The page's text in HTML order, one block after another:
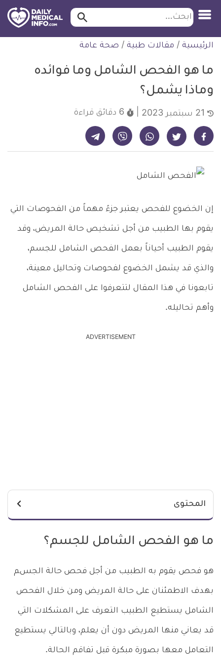
التخطي
للمحتوى
ابحث ابحث…
الرئيسية / مقالات طبية / صحة عامة
ما هو الفحص الشامل وما فوائده
وماذا يشمل؟
6 دقائق قراءة
شارك على فيسبوك - ديلي ميديكال انفو شارك على تويتر - ديلي ميديكال انفو شارك على واتساب - ديلي ميديكال انفو شارك على فايبر - ديلي ميديكال انفو شارك على تيليجرام - ديلي ميديكال انفو
إن الخضوع للفحص يعتبر جزءً مهماً من الفحوصات التي
يقوم بها الطبيب من أجل تشخيص حالة المريض، وقد
يقوم الطبيب أحياناً بعمل الفحص الشامل للجسم،
والذي قد يشمل الخضوع لفحوصات وتحاليل معينة،
تابعونا في هذا المقال لتتعرفوا على الفحص الشامل
وأهم تحاليله.
ADVERTISEMENT
المحتوى
ما هو الفحص الشامل للجسم؟
هو فحص يقوم به الطبيب من أجل فحص حالة الجسم
بهدف الاطمئنان على حالة المريض ومن خلال الفحص
الشامل يستطيع الطبيب التعرف على المشكلات التي
قد يعاني منها المريض دون أن يعلم، وبالتالي يستطيع
التعامل معها بصورة مبكرة قبل تفاقم الحالة.